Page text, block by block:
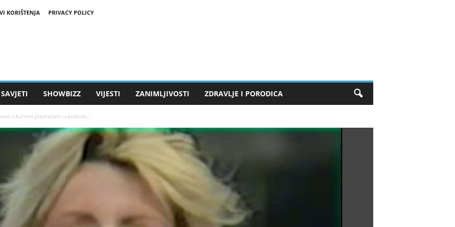
KORIŠTENJA
PRIVACY POLICY
SAVJETI SHOWBIZZ VIJESTI ZANIMLJIVOSTI ZDRAVLJE I PORODICA
s kućnim prijateljem u preljubi...